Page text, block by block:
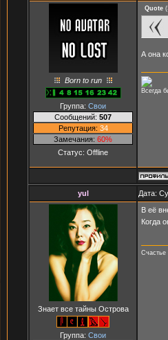
Born to run
Группа: Свои
Сообщений: 507
Репутация: 34
Замечания: 60%
Статус: Offline
Quote (
А она
Всегда
yul Дата:
Знает все тайны Острова
Группа: Свои
В её
Когда
Счастье